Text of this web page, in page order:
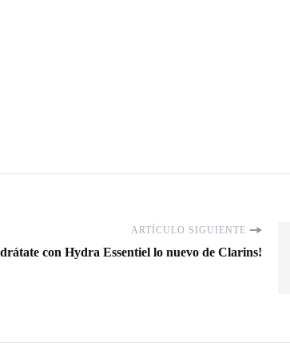
ARTÍCULO SIGUIENTE
con Hydra Essentiel lo nuevo de Clarins!